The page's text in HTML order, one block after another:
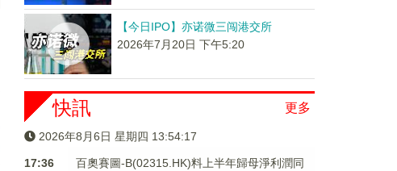
【今日IPO】亦诺微三闯港交所
2026年7月20日 下午5:20
更多
快訊
2026年8月6日 星期四 13:54:17
17:36
百奧賽圖-B(02315.HK)料上半年歸母淨利潤同